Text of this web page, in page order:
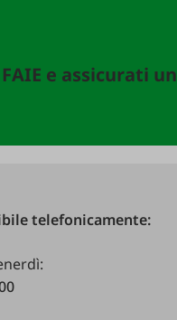
e assicurati un
telefonicamente: